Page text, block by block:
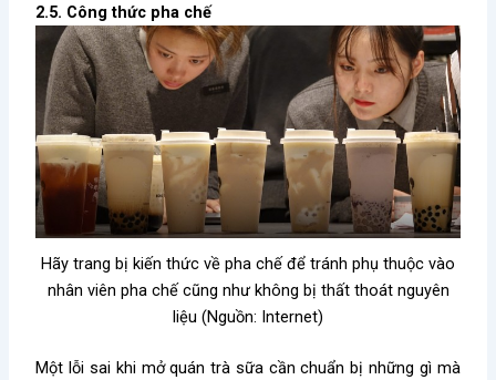
2.5. Công thức pha chế
Hãy trang bị kiến thức về pha chế để tránh phụ thuộc vào
nhân viên pha chế cũng như không bị thất thoát nguyên
liệu (Nguồn: Internet)
Một lỗi sai khi mở quán trà sữa cần chuẩn bị những gì mà